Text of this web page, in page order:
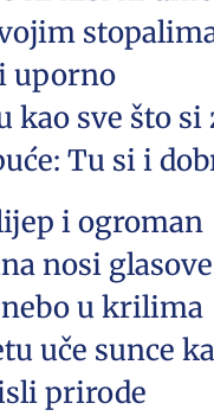
uporno
kao sve što si
Tu si i
i ogroman
nosi
u krilima
uče sunce
prirode